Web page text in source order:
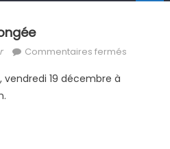
Commentaires fermés
19 décembre à